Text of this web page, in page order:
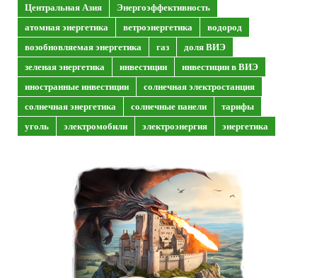
Центральная Азия
Энергоэффективность
атомная энергетика
ветроэнергетика
водород
возобновляемая энергетика
газ
доля ВИЭ
зеленая энергетика
инвестиции
инвестиции в ВИЭ
иностранные инвестиции
солнечная электростанция
солнечная энергетика
солнечные панели
тарифы
уголь
электромобили электроэнергия энергетика